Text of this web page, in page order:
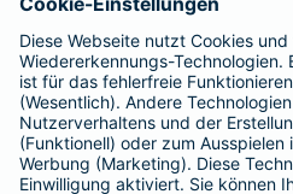
Barmenia ist Teil der
BELIEBTE
Kranken-